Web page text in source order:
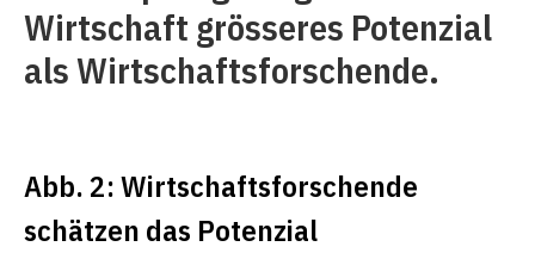
Wirtschaft grösseres Potenzial
als Wirtschaftsforschende.
Abb. 2: Wirtschaftsforschende
schätzen das Potenzial